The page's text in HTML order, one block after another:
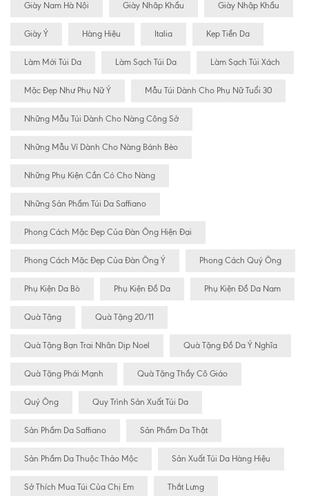
Giày Nam Hà Nội Giày Nhâp Khẩu Giày Nhập Khẩu
Giày Ý Hàng Hiệu Italia Kẹp Tiền Da
Làm Mới Túi Da Làm Sạch Túi Da Làm Sạch Túi Xách
Mặc Đẹp Như Phụ Nữ Ý Mẫu Túi Dành Cho Phụ Nữ Tuổi 30
Những Mẫu Túi Dành Cho Nàng Công Sở
Những Mẫu Ví Dành Cho Nàng Bánh Bèo
Những Phụ Kiện Cần Có Cho Nàng
Những Sản Phẩm Túi Da Saffiano
Phong Cách Mặc Đẹp Của Đàn Ông Hiện Đại
Phong Cách Mặc Đẹp Của Đàn Ông Ý Phong Cách Quý Ông
Phụ Kiện Da Bò Phụ Kiện Đồ Da Phụ Kiện Đồ Da Nam
Quà Tặng Quà Tặng 20/11
Quà Tặng Bạn Trai Nhân Dịp Noel Quà Tặng Đồ Da Ý Nghĩa
Quà Tặng Phái Mạnh Quà Tặng Thầy Cô Giáo
Quý Ông Quy Trình Sản Xuất Túi Da
Sản Phẩm Da Saffiano Sản Phẩm Da Thật
Sản Phẩm Da Thuộc Thảo Mộc Sản Xuất Túi Da Hàng Hiệu
Sở Thích Mua Túi Của Chị Em Thắt Lưng